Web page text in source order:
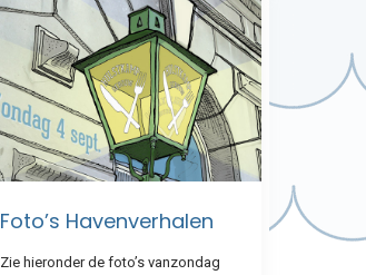
Foto’s Havenverhalen
Zie hieronder de foto’s vanzondag